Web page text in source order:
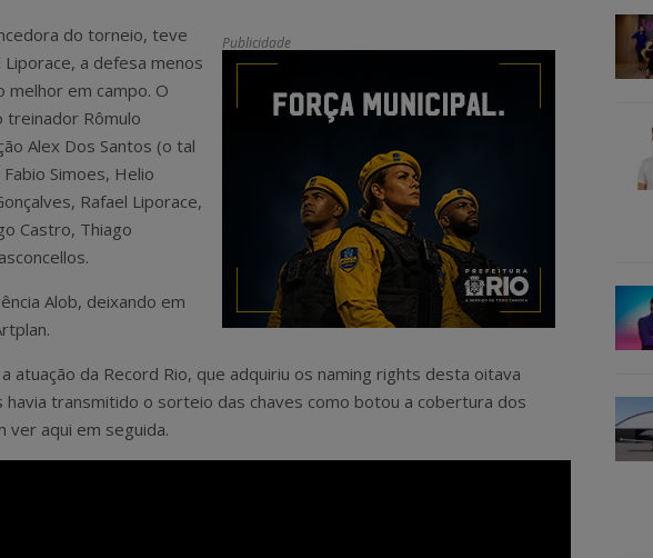
Publicidade
do torneio, teve
a defesa menos
melhor em campo. O
treinador Rômulo
Alex Dos Santos (o tal
Simoes, Helio
Rafael Liporace,
Castro, Thiago
Alob, deixando em
atuação da Record Rio, que adquiriu os naming rights desta oitava
transmitido o sorteio das chaves como botou a cobertura dos
ver aqui em seguida.